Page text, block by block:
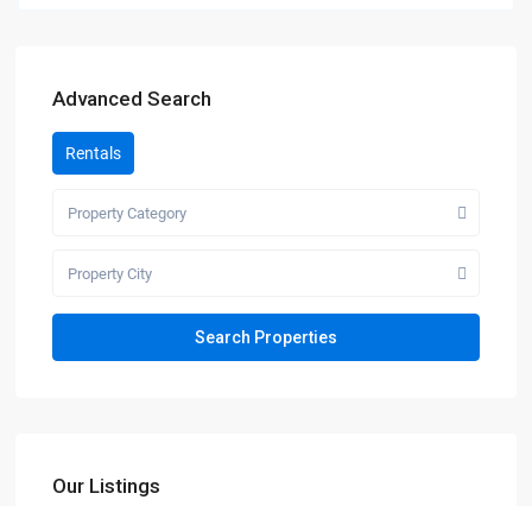
Advanced Search
Rentals
Property Category
Property City
Our Listings